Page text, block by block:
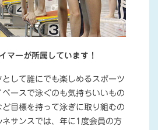
マーが所属しています！
して誰にでも楽しめるスポーツ
ースで泳ぐのも気持ちいいもの
目標を持って泳ぎに取り組むの
サンスでは、年に1度会員の方